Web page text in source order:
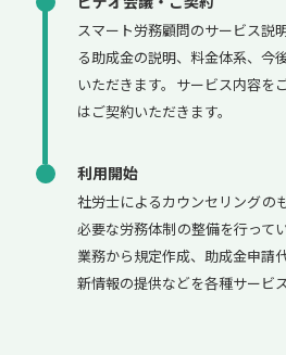
スマート労務顧問のサービス説
る助成金の説明、料金体系、今
いただきます。サービス内容を
はご契約いただきます。
利用開始
社労士によるカウンセリングの
必要な労務体制の整備を行って
業務から規定作成、助成金申請
新情報の提供などを各種サービ